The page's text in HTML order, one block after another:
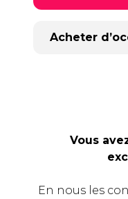
Acheter
Vous
En nous les